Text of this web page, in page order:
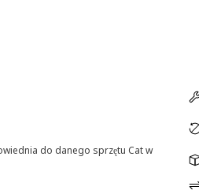
do danego sprzętu Cat w